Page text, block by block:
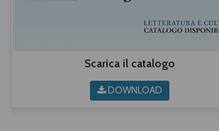
Scarica il catalogo
DOWNLOAD